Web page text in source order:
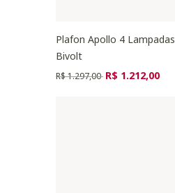
Plafon Apollo 4 Lampadas Castanho -
Bivolt
Preço reduzido de
R$ 1.297,00 para
R$ 1.212,00